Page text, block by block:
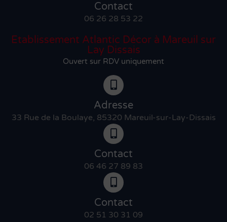
Contact
06 26 28 53 22
Etablissement Atlantic Décor à Mareuil sur
Lay Dissais
Ouvert sur RDV uniquement
Adresse
33 Rue de la Boulaye, 85320 Mareuil-sur-Lay-Dissais
Contact
06 46 27 89 83
Contact
02 51 30 31 09